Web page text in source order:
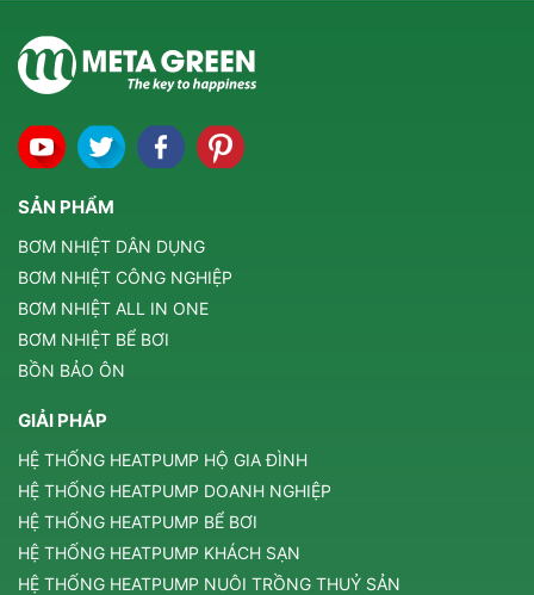
SẢN PHẨM
BƠM NHIỆT DÂN DỤNG
BƠM NHIỆT CÔNG NGHIỆP
BƠM NHIỆT ALL IN ONE
BƠM NHIỆT BỂ BƠI
BỒN BẢO ÔN
GIẢI PHÁP
HỆ THỐNG HEATPUMP HỘ GIA ĐÌNH
HỆ THỐNG HEATPUMP DOANH NGHIỆP
HỆ THỐNG HEATPUMP BỂ BƠI
HỆ THỐNG HEATPUMP KHÁCH SẠN
HỆ THỐNG HEATPUMP NUÔI TRỒNG THUỶ SẢN